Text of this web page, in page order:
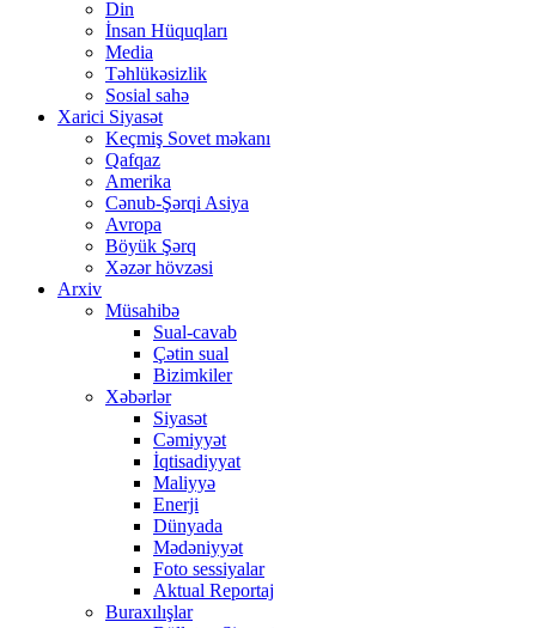
Din
İnsan Hüquqları
Media
Təhlükəsizlik
Sosial sahə
Xarici Siyasət
Keçmiş Sovet məkanı
Qafqaz
Amerika
Cənub-Şərqi Asiya
Avropa
Böyük Şərq
Xəzər hövzəsi
Arxiv
Müsahibə
Sual-cavab
Çətin sual
Bizimkiler
Xəbərlər
Siyasət
Cəmiyyət
İqtisadiyyat
Maliyyə
Enerji
Dünyada
Mədəniyyət
Foto sessiyalar
Aktual Reportaj
Buraxılışlar